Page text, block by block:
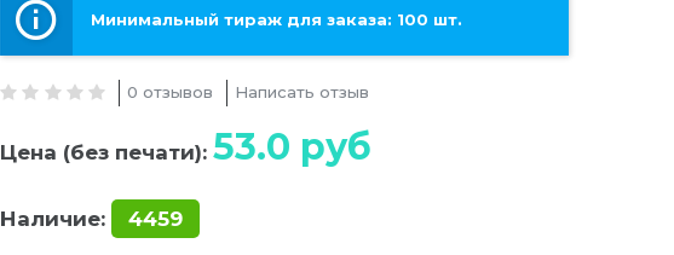
Минимальный тираж для заказа: 100 шт.
0 отзывов Написать отзыв
Цена (без печати): 53.0 руб
Наличие: 4459